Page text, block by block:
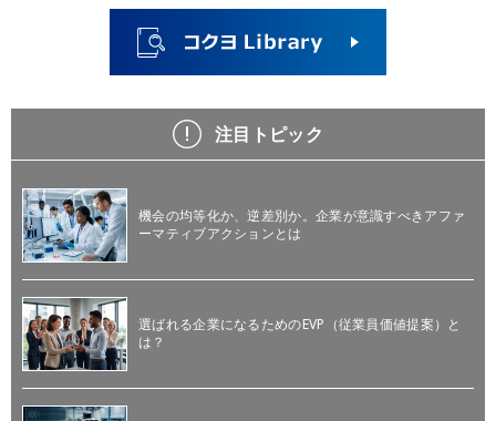
注目トピック
機会の均等化か、逆差別か。企業が意識すべきアファ
ーマティブアクションとは
選ばれる企業になるためのEVP（従業員価値提案）と
は？